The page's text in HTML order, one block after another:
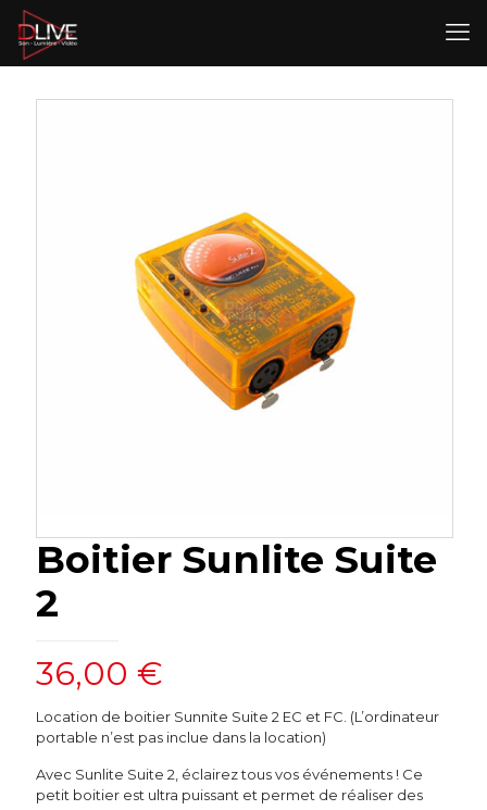
Boitier Sunlite Suite
2
36,00 €
Location de boitier Sunnite Suite 2 EC et FC. (L’ordinateur
portable n’est pas inclue dans la location)
Avec Sunlite Suite 2, éclairez tous vos événements ! Ce
petit boitier est ultra puissant et permet de réaliser des